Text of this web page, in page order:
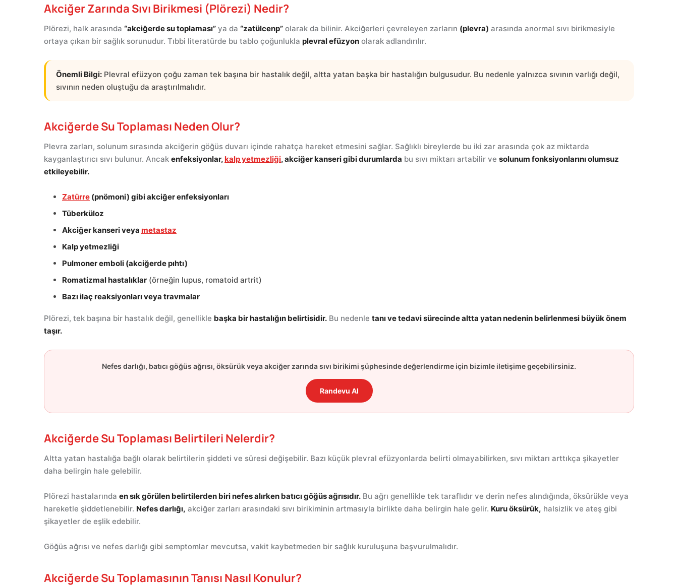
Akciğer Zarında Sıvı Birikmesi (Plörezi) Nedir?
Plörezi, halk arasında “akciğerde su toplaması” ya da “zatülcenp” olarak da bilinir. Akciğerleri çevreleyen zarların (plevra) arasında anormal sıvı birikmesiyle
ortaya çıkan bir sağlık sorunudur. Tıbbi literatürde bu tablo çoğunlukla plevral efüzyon olarak adlandırılır.
Önemli Bilgi: Plevral efüzyon çoğu zaman tek başına bir hastalık değil, altta yatan başka bir hastalığın bulgusudur. Bu nedenle yalnızca sıvının varlığı değil,
sıvının neden oluştuğu da araştırılmalıdır.
Akciğerde Su Toplaması Neden Olur?
Plevra zarları, solunum sırasında akciğerin göğüs duvarı içinde rahatça hareket etmesini sağlar. Sağlıklı bireylerde bu iki zar arasında çok az miktarda
kayganlaştırıcı sıvı bulunur. Ancak enfeksiyonlar, kalp yetmezliği, akciğer kanseri gibi durumlarda bu sıvı miktarı artabilir ve solunum fonksiyonlarını olumsuz
etkileyebilir.
Zatürre (pnömoni) gibi akciğer enfeksiyonları
Tüberküloz
Akciğer kanseri veya metastaz
Kalp yetmezliği
Pulmoner emboli (akciğerde pıhtı)
Romatizmal hastalıklar (örneğin lupus, romatoid artrit)
Bazı ilaç reaksiyonları veya travmalar
Plörezi, tek başına bir hastalık değil, genellikle başka bir hastalığın belirtisidir. Bu nedenle tanı ve tedavi sürecinde altta yatan nedenin belirlenmesi büyük önem
taşır.
Nefes darlığı, batıcı göğüs ağrısı, öksürük veya akciğer zarında sıvı birikimi şüphesinde değerlendirme için bizimle iletişime geçebilirsiniz.
Randevu Al
Akciğerde Su Toplaması Belirtileri Nelerdir?
Altta yatan hastalığa bağlı olarak belirtilerin şiddeti ve süresi değişebilir. Bazı küçük plevral efüzyonlarda belirti olmayabilirken, sıvı miktarı arttıkça şikayetler
daha belirgin hale gelebilir.
Plörezi hastalarında en sık görülen belirtilerden biri nefes alırken batıcı göğüs ağrısıdır. Bu ağrı genellikle tek taraflıdır ve derin nefes alındığında, öksürükle veya
hareketle şiddetlenebilir. Nefes darlığı, akciğer zarları arasındaki sıvı birikiminin artmasıyla birlikte daha belirgin hale gelir. Kuru öksürük, halsizlik ve ateş gibi
şikayetler de eşlik edebilir.
Göğüs ağrısı ve nefes darlığı gibi semptomlar mevcutsa, vakit kaybetmeden bir sağlık kuruluşuna başvurulmalıdır.
Akciğerde Su Toplamasının Tanısı Nasıl Konulur?